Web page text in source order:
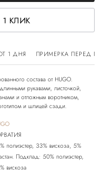
1 КЛИК
1 ДНЯ ПРИМЕРКА ПЕРЕД
состава от HUGO.
рукавами, листочкой,
и отложным воротником,
полиэстер, 33% вискоза, 5%
Подклад: 50% полиэстер,
вискоза